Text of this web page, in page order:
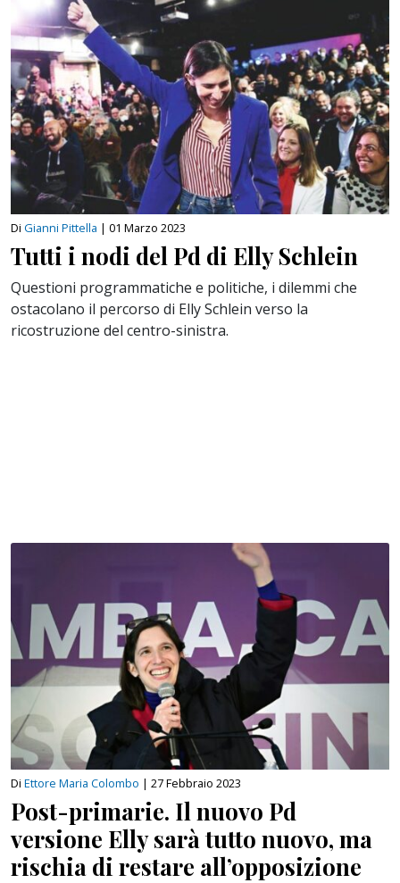
Di Gianni Pittella | 01 Marzo 2023
Tutti i nodi del Pd di Elly Schlein
Questioni programmatiche e politiche, i dilemmi che
ostacolano il percorso di Elly Schlein verso la
ricostruzione del centro-sinistra.
Di Ettore Maria Colombo | 27 Febbraio 2023
Post-primarie. Il nuovo Pd
versione Elly sarà tutto nuovo, ma
rischia di restare all’opposizione